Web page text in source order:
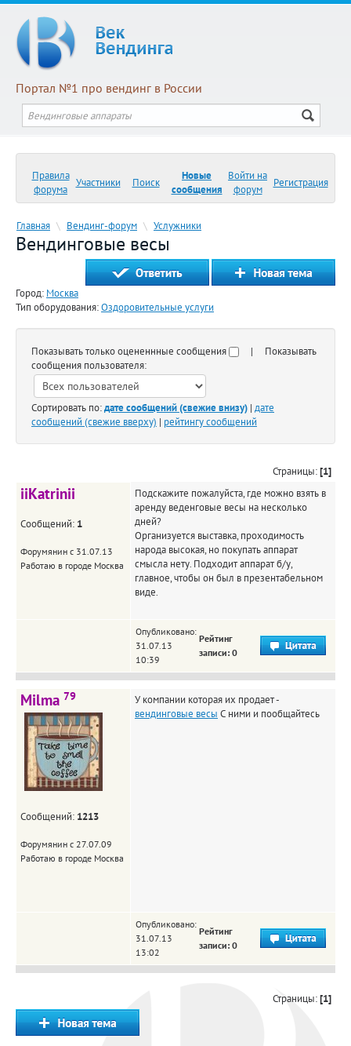
Портал №1 про вендинг в России
Правила
форума
Участники Поиск
Новые
сообщения
Войти на
форум
Регистрация
Главная \ Вендинг-форум \ Услужники
Вендинговые весы
Город: Москва
Тип оборудования:Оздоровительные услуги
Показывать только оцененнные сообщения
| Показывать
сообщения пользователя:
Сортировать по:дате сообщений (свежие внизу) | дате
сообщений (свежие вверху) | рейтингу сообщений
Страницы:[1]
iiKatrinii
Сообщений: 1
Форумянин с 31.07.13
Работаю в городе Москва
Подскажите пожалуйста, где можно взять в
аренду веденговые весы на несколько
дней?
Организуется выставка, проходимость
народа высокая, но покупать аппарат
смысла нету. Подходит аппарат б/у,
главное, чтобы он был в презентабельном
виде.
Опубликовано:
31.07.13
10:39
Рейтинг
записи: 0
Milma 79
Сообщений: 1213
Форумянин с 27.07.09
Работаю в городе Москва
У компании которая их продает -
вендинговые весы С ними и пообщайтесь
Опубликовано:
31.07.13
13:02
Рейтинг
записи: 0
Страницы:[1]